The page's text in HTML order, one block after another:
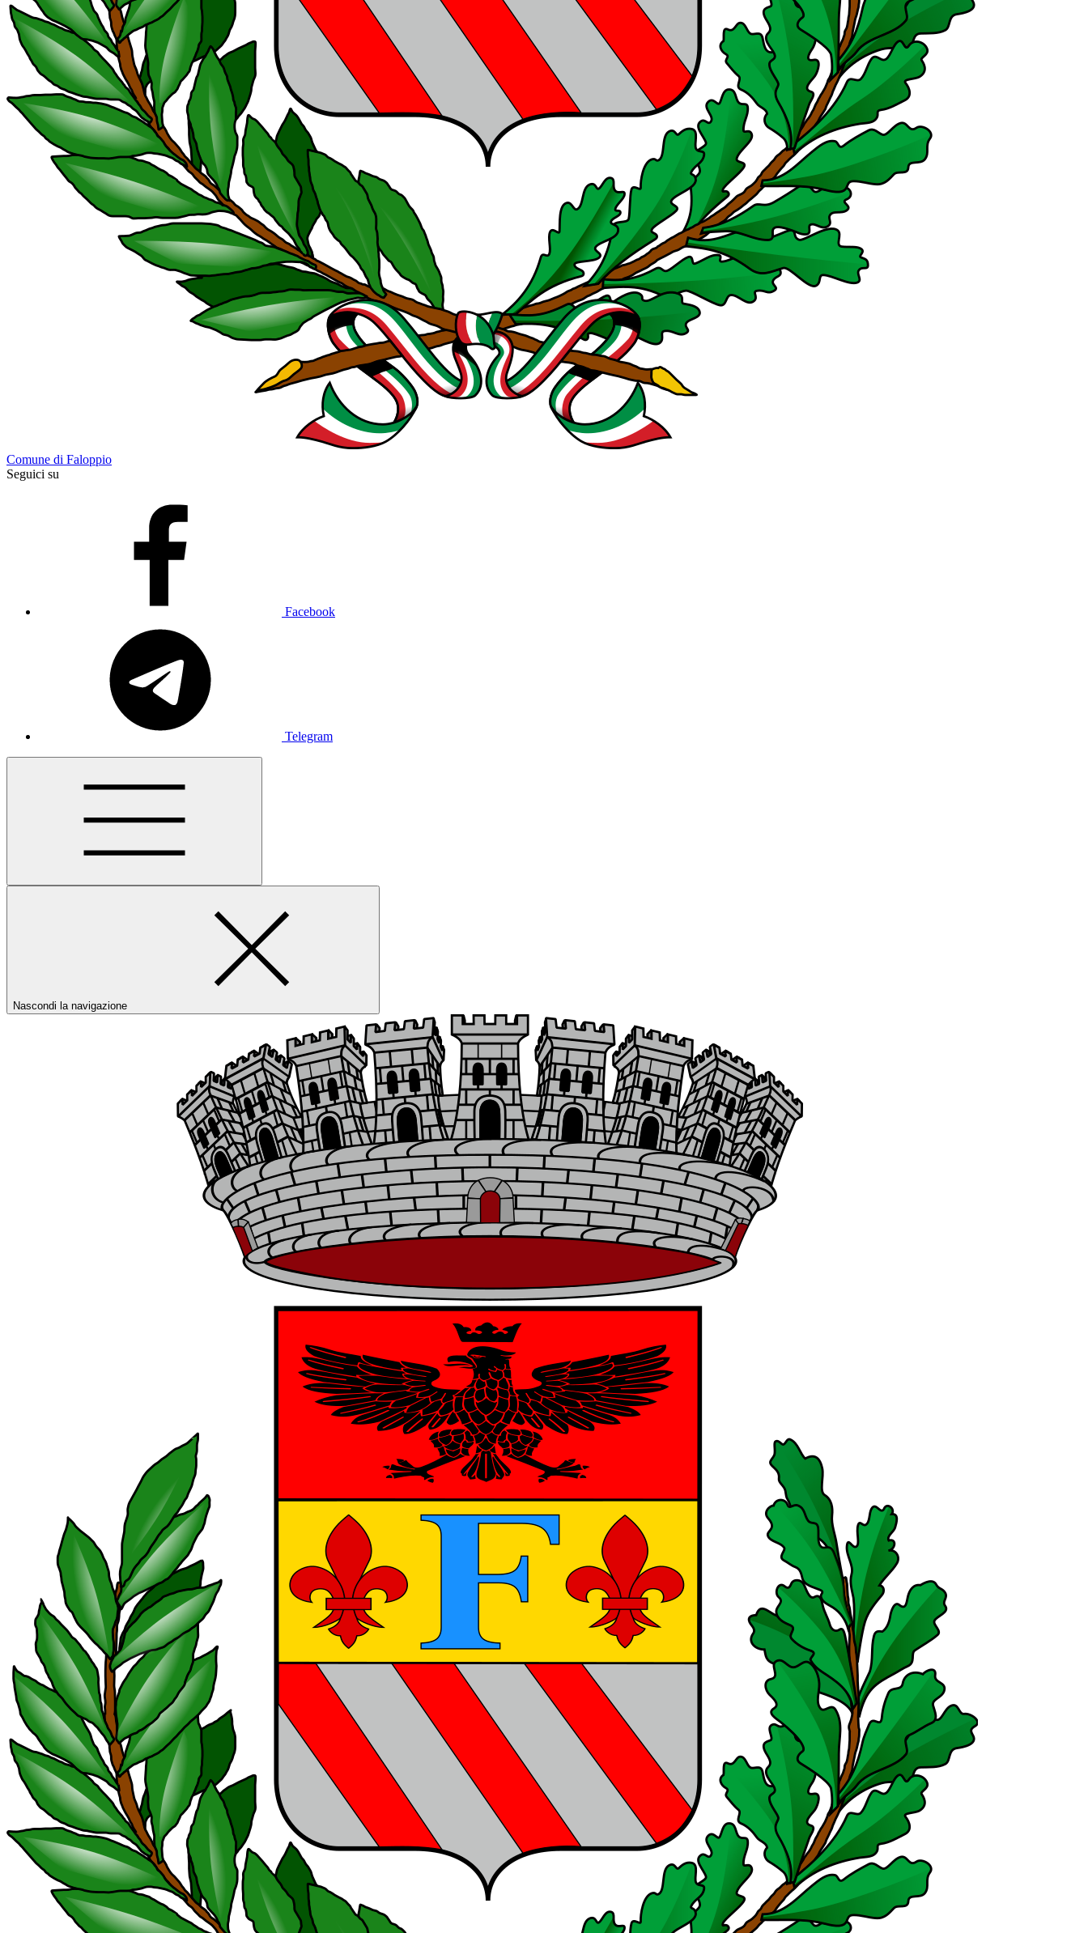
Comune di Faloppio
Seguici su
Facebook
Telegram
Nascondi la navigazione